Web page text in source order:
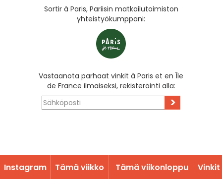
Sortir à Paris, Pariisin matkailutoimiston
yhteistyökumppani:
Vastaanota parhaat vinkit à Paris et en Île
de France ilmaiseksi, rekisteröinti alla:
>
Instagram Tämä viikko Tämä viikonloppu Vinkit